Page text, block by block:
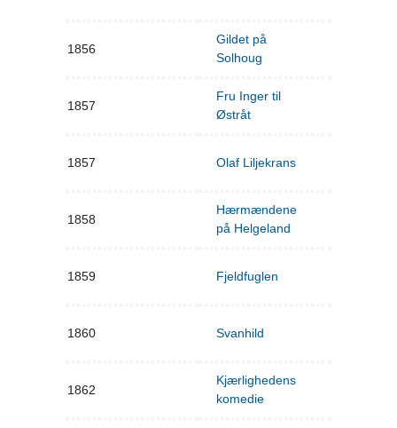
1856
Gildet på
Solhoug
1857
Fru Inger til
Østråt
1857 Olaf Liljekrans
1858
Hærmændene
på Helgeland
1859 Fjeldfuglen
1860 Svanhild
1862
Kjærlighedens
komedie